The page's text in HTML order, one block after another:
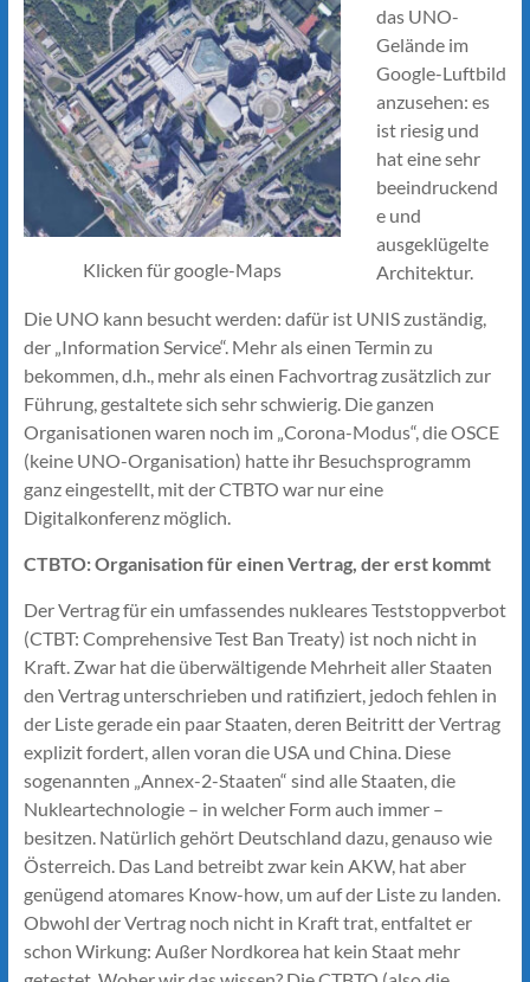
Klicken für google-Maps
das UNO-
Gelände im
Google-Luftbild
anzusehen: es
ist riesig und
hat eine sehr
beeindruckend
e und
ausgeklügelte
Architektur.
Die UNO kann besucht werden: dafür ist UNIS zuständig,
der „Information Service“. Mehr als einen Termin zu
bekommen, d.h., mehr als einen Fachvortrag zusätzlich zur
Führung, gestaltete sich sehr schwierig. Die ganzen
Organisationen waren noch im „Corona-Modus“, die OSCE
(keine UNO-Organisation) hatte ihr Besuchs­programm
ganz eingestellt, mit der CTBTO war nur eine
Digitalkonferenz möglich.
CTBTO: Organisation für einen Vertrag, der erst kommt
Der Vertrag für ein umfassendes nukleares Teststoppverbot
(CTBT: Comprehensive Test Ban Treaty) ist noch nicht in
Kraft. Zwar hat die überwältigende Mehrheit aller Staaten
den Vertrag unterschrieben und ratifiziert, jedoch fehlen in
der Liste gerade ein paar Staaten, deren Beitritt der Vertrag
explizit fordert, allen voran die USA und China. Diese
sogenannten „Annex-2-Staaten“ sind alle Staaten, die
Nuklear­technologie – in welcher Form auch immer –
besitzen. Natürlich gehört Deutschland dazu, genauso wie
Österreich. Das Land betreibt zwar kein AKW, hat aber
genügend atomares Know-how, um auf der Liste zu landen.
Obwohl der Vertrag noch nicht in Kraft trat, entfaltet er
schon Wirkung: Außer Nordkorea hat kein Staat mehr